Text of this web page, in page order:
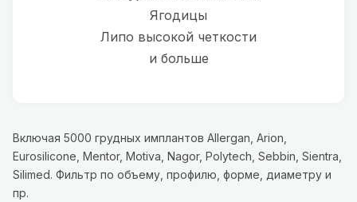
Ягодицы
Липо высокой четкости
и больше
Включая 5000 грудных имплантов Allergan, Arion,
Eurosilicone, Mentor, Motiva, Nagor, Polytech, Sebbin, Sientra,
Silimed. Фильтр по объему, профилю, форме, диаметру и
пр.